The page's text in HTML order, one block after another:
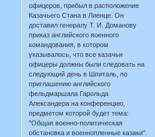
офицеров, прибыл в расположение
Казачьего Стана в Лиенце. Он
доставил генералу Т. И. Доманову
приказ английского военного
командования, в котором
указывалось, что все казачьи
офицеры должны были следовать на
следующий день в Шпиталь, по
приглашению английского
фельдмаршала Гарольда
Александера на конференцию,
предметом которой будет тема:
"Общая военно-политическая
обстановка и военнопленные казаки".